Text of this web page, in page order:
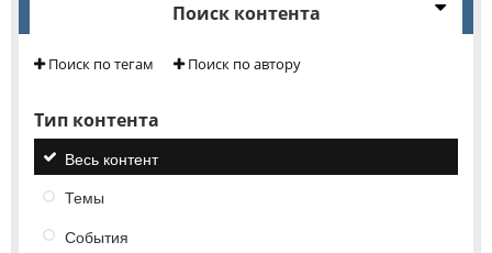
Поиск контента
Поиск по тегам Поиск по автору
Тип контента
Весь контент
Темы
События